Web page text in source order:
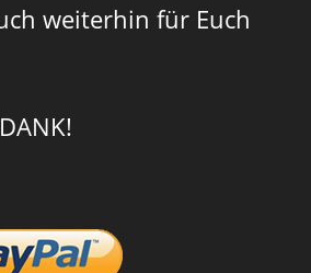
weiterhin für Euch